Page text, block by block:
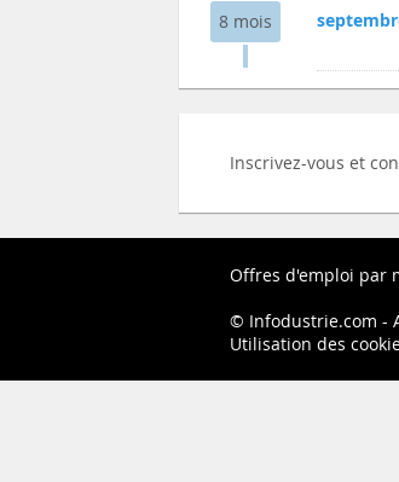
8 mois
Inscrivez-vous et
Offres d'emploi par
Infodustrie.com
Utilisation des